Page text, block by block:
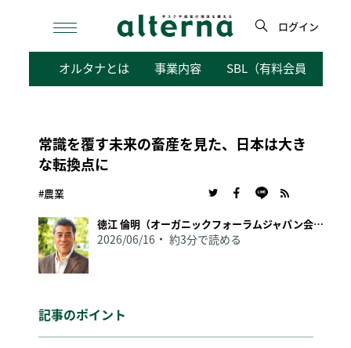
検
ログイン
オルタナとは 事業内容 SBL（有料会員向けサ
常識を覆す未来の畜産を見た、日本は大き
な転換点に
#農業
徳江 倫明（オーガニックフォーラムジャパン会長）
2026/06/16 約3分で読める
記事のポイント